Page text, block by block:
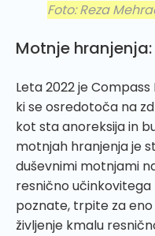
Foto: Reza
Motnje hranjenja:
Leta 2022 je
ki se osredotoča na
kot sta anoreksija in
motnjah hranjenja je
duševnimi motnjami
resnično učinkovitega
poznate, trpite za
življenje kmalu